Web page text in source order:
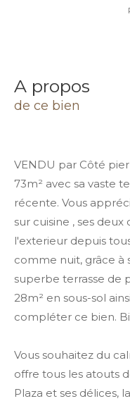
a propos
de ce bien
VENDU par Côté
73m² avec sa vaste
récente. Vous
sur cuisine , ses
l'exterieur depuis
comme nuit, grâce à
superbe terrasse de
28m² en sous-sol
compléter ce bien.
Vous souhaitez du
offre tous les atouts
Plaza et ses délices,